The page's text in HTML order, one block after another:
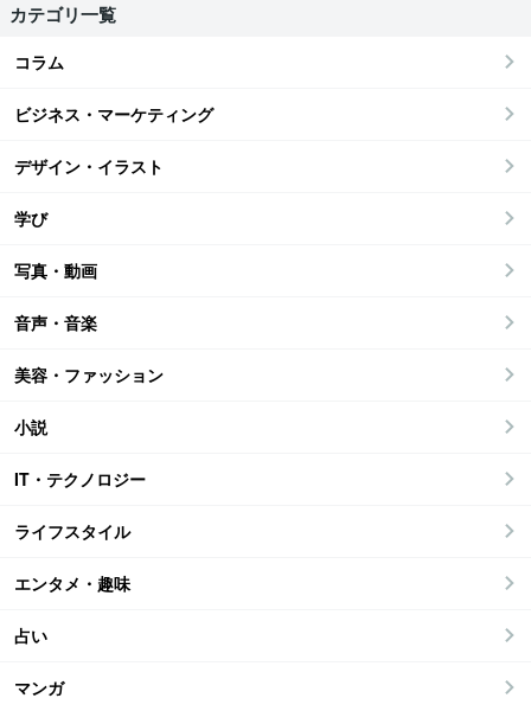
カテゴリ一覧
コラム
ビジネス・マーケティング
デザイン・イラスト
学び
写真・動画
音声・音楽
美容・ファッション
小説
IT・テクノロジー
ライフスタイル
エンタメ・趣味
占い
マンガ